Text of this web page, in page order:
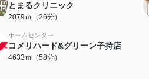
とまるクリニック
2079ｍ（26分）
ホームセンター
コメリハード&グリーン子持店
4633ｍ（58分）